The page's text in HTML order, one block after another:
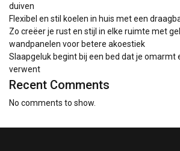
duiven
Flexibel en stil koelen in huis met een
Zo creëer je rust en stijl in elke ruimte met
wandpanelen voor betere akoestiek
Slaapgeluk begint bij een bed dat je omarmt
verwent
Recent Comments
No comments to show.